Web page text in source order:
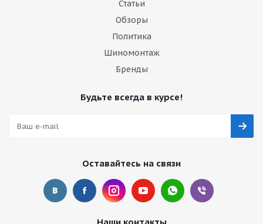
Статьи
Обзоры
Политика
Шиномонтаж
Бренды
Будьте всегда в курсе!
Оставайтесь на связи